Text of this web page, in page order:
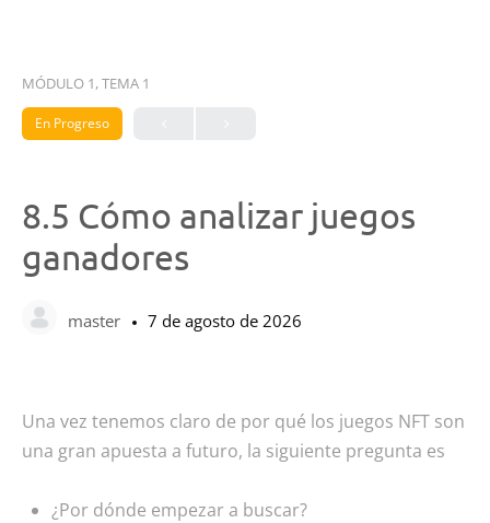
MÓDULO 1, TEMA 1
En Progreso
8.5 Cómo analizar juegos
ganadores
master 7 de agosto de 2026
Una vez tenemos claro de por qué los juegos NFT son
una gran apuesta a futuro, la siguiente pregunta es
¿Por dónde empezar a buscar?